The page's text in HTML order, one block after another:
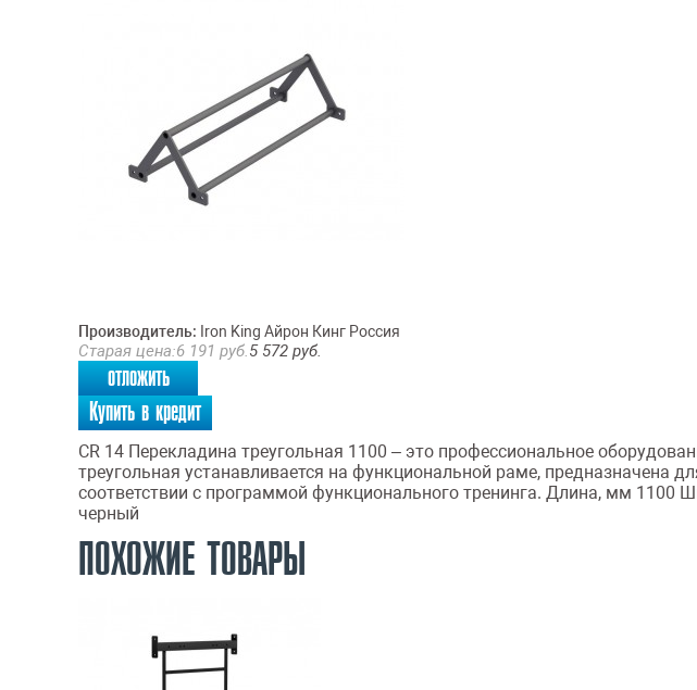
Производитель: Iron King Айрон Кинг Россия
Старая цена:6 191 руб.5 572 руб.
отложить
Купить в кредит
СR 14 Перекладина треугольная 1100 – это профессиональное
треугольная устанавливается на функциональной раме, предназначена
соответствии с программой функционального тренинга. Длина, мм
черный
ПОХОЖИЕ ТОВАРЫ